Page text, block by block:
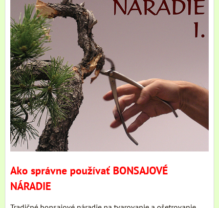
Ako správne používať BONSAJOVÉ
NÁRADIE